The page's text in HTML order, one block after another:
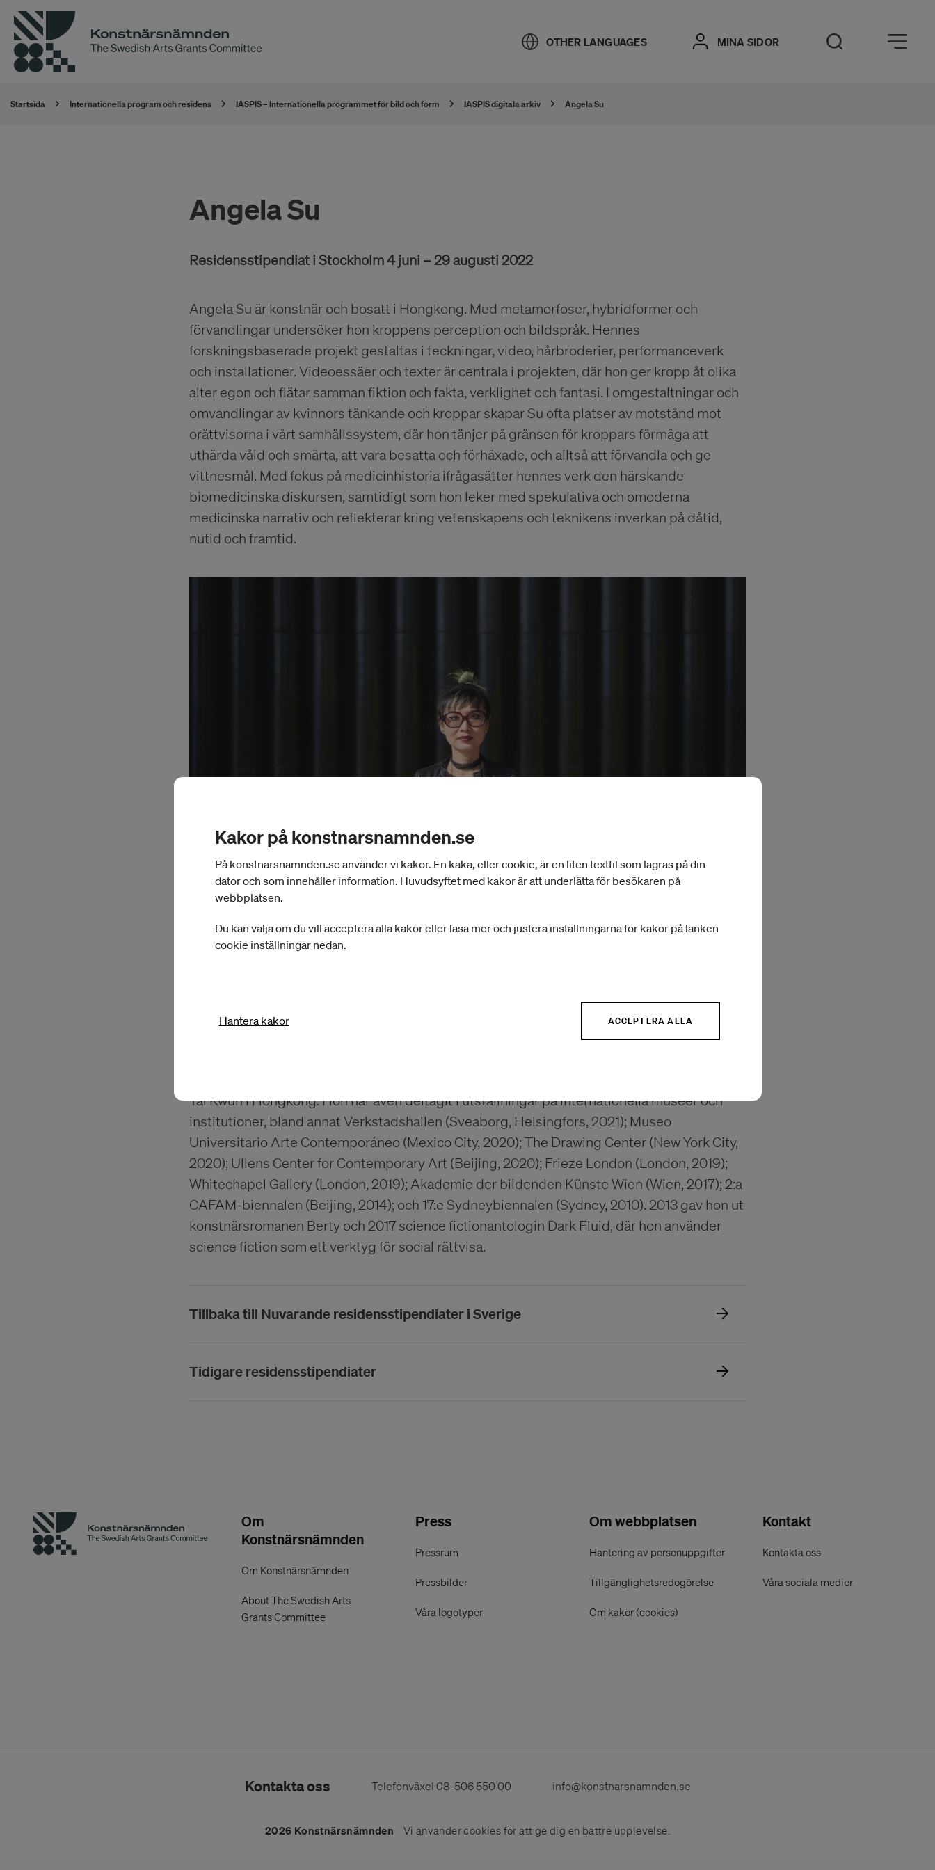
OTHER LANGUAGES MINA SIDOR Öppna sök
Öppna meny
Startsida Internationella program och residens IASPIS – Internationella programmet för bild och form IASPIS digitala arkiv Angela Su
Angela Su
Residensstipendiat i Stockholm 4 juni – 29 augusti 2022
Angela Su är konstnär och bosatt i Hongkong. Med metamorfoser, hybridformer och
förvandlingar undersöker hon kroppens perception och bildspråk. Hennes
forskningsbaserade projekt gestaltas i teckningar, video, hårbroderier, performanceverk
och installationer. Videoessäer och texter är centrala i projekten, där hon ger kropp åt olika
alter egon och flätar samman fiktion och fakta, verklighet och fantasi. I omgestaltningar och
omvandlingar av kvinnors tänkande och kroppar skapar Su ofta platser av motstånd mot
orättvisorna i vårt samhällssystem, där hon tänjer på gränsen för kroppars förmåga att
uthärda våld och smärta, att vara besatta och förhäxade, och alltså att förvandla och ge
vittnesmål. Med fokus på medicinhistoria ifrågasätter hennes verk den härskande
biomedicinska diskursen, samtidigt som hon leker med spekulativa och omoderna
medicinska narrativ och reflekterar kring vetenskapens och teknikens inverkan på dåtid,
nutid och framtid.
2022 visade Angela Su Angela Su: Arise, Hong Kong in Venice på den 59:e
Tai Kwun i Hongkong. Hon har även deltagit i utställningar på internationella museer och
institutioner, bland annat Verkstadshallen (Sveaborg, Helsingfors, 2021); Museo
Universitario Arte Contemporáneo (Mexico City, 2020); The Drawing Center (New York City,
2020); Ullens Center for Contemporary Art (Beijing, 2020); Frieze London (London, 2019);
Whitechapel Gallery (London, 2019); Akademie der bildenden Künste Wien (Wien, 2017); 2:a
CAFAM-biennalen (Beijing, 2014); och 17:e Sydneybiennalen (Sydney, 2010). 2013 gav hon ut
konstnärsromanen Berty och 2017 science fictionantologin Dark Fluid, där hon använder
science fiction som ett verktyg för social rättvisa.
Tillbaka till Nuvarande residensstipendiater i Sverige
Tidigare residensstipendiater
Om
Konstnärsnämnden
Om Konstnärsnämnden
About The Swedish Arts
Grants Committee
Press
Pressrum
Pressbilder
Våra logotyper
Om webbplatsen
Hantering av personuppgifter
Tillgänglighetsredogörelse
Om kakor (cookies)
Kontakt
Kontakta oss
Våra sociala medier
Kontakta oss Telefonväxel 08-506 550 00 info@konstnarsnamnden.se
2026 Konstnärsnämnden Vi använder cookies för att ge dig en bättre upplevelse.
Kakor på konstnarsnamnden.se
På konstnarsnamnden.se använder vi kakor. En kaka, eller cookie, är en liten textfil som lagras på din
dator och som innehåller information. Huvudsyftet med kakor är att underlätta för besökaren på
webbplatsen.
Du kan välja om du vill acceptera alla kakor eller läsa mer och justera inställningarna för kakor på länken
cookie inställningar nedan.
Hantera kakor ACCEPTERA ALLA